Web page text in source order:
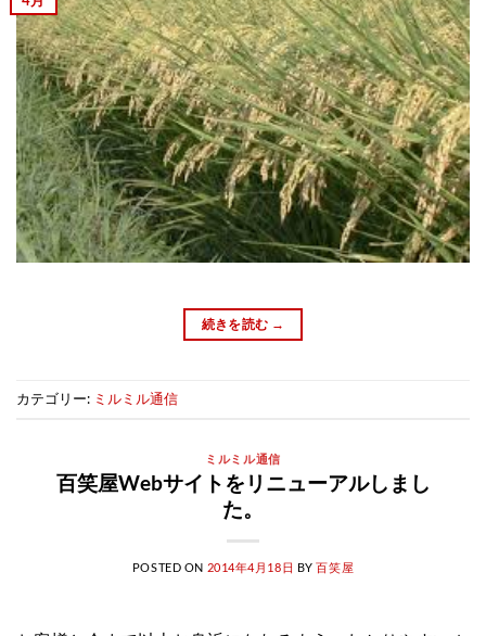
続きを読む →
カテゴリー: ミルミル通信
ミルミル通信
百笑屋Webサイトをリニューアルしまし
た。
POSTED ON 2014年4月18日 BY百笑屋